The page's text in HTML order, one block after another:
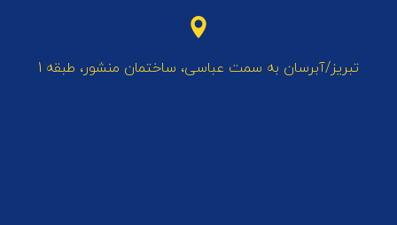
تبریز/آبرسان به سمت عباسی، ساختمان منشور، طبقه 1